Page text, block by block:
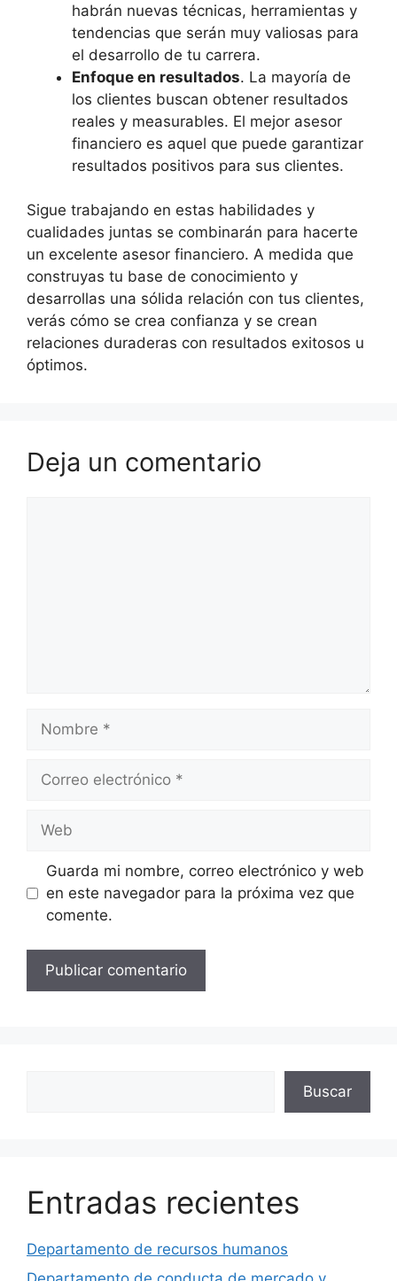
habrán nuevas técnicas, herramientas y
tendencias que serán muy valiosas para
el desarrollo de tu carrera.
Enfoque en resultados. La mayoría de
los clientes buscan obtener resultados
reales y measurables. El mejor asesor
financiero es aquel que puede garantizar
resultados positivos para sus clientes.
Sigue trabajando en estas habilidades y
cualidades juntas se combinarán para hacerte
un excelente asesor financiero. A medida que
construyas tu base de conocimiento y
desarrollas una sólida relación con tus clientes,
verás cómo se crea confianza y se crean
relaciones duraderas con resultados exitosos u
óptimos.
Deja un comentario
Nombre
Correo
Web
Guarda mi nombre, correo electrónico y web
en este navegador para la próxima vez que
comente.
Buscar
Entradas recientes
Departamento de recursos humanos